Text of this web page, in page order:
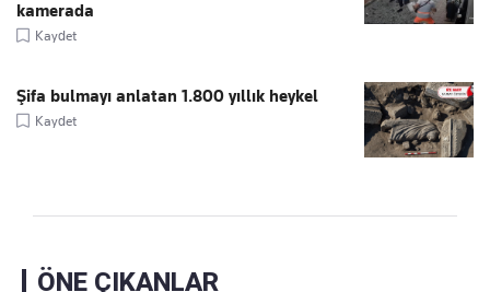
kamerada
Kaydet
Şifa bulmayı anlatan 1.800 yıllık heykel
Kaydet
ÖNE ÇIKANLAR